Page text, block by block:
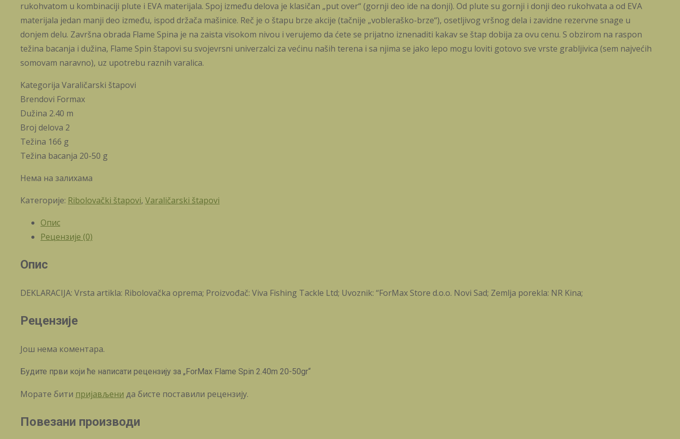
rukohvatom u kombinaciji plute i EVA materijala. Spoj između delova je klasičan „put over“ (gornji deo ide na donji). Od plute su gornji i donji deo rukohvata a od EVA
materijala jedan manji deo između, ispod držača mašinice. Reč je o štapu brze akcije (tačnije „vobleraško-brze“), osetljivog vršnog dela i zavidne rezervne snage u
donjem delu. Završna obrada Flame Spina je na zaista visokom nivou i verujemo da ćete se prijatno iznenaditi kakav se štap dobija za ovu cenu. S obzirom na raspon
težina bacanja i dužina, Flame Spin štapovi su svojevrsni univerzalci za većinu naših terena i sa njima se jako lepo mogu loviti gotovo sve vrste grabljivica (sem najvećih
somovam naravno), uz upotrebu raznih varalica.
Kategorija Varaličarski štapovi
Brendovi Formax
Dužina 2.40 m
Broj delova 2
Težina 166 g
Težina bacanja 20-50 g
Нема на залихама
Категорије: Ribolovački štapovi, Varaličarski štapovi
Опис
Рецензије (0)
Опис
DEKLARACIJA: Vrsta artikla: Ribolovačka oprema; Proizvođač: Viva Fishing Tackle Ltd; Uvoznik: “ForMax Store d.o.o. Novi Sad; Zemlja porekla: NR Kina;
Рецензије
Још нема коментара.
Будите први који ће написати рецензију за „ForMax Flame Spin 2.40m 20-50gr“
Морате бити пријављени да бисте поставили рецензију.
Повезани производи